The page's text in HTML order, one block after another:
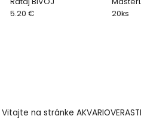
5.20 €
20ks
Vitajte na stránke